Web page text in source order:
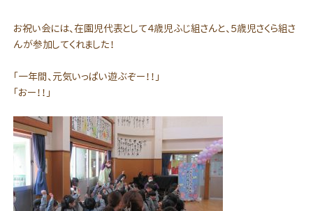
お祝い会には、在園児代表として４歳児ふじ組さんと、５歳児さくら組さ
んが参加してくれました！
「一年間、元気いっぱい遊ぶぞー！！」
「おー！！」